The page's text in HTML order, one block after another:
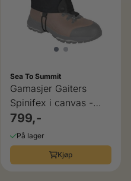
Sea To Summit
Gamasjer Gaiters
Spinifex i canvas -
One Size
799,-
På lager
Kjøp